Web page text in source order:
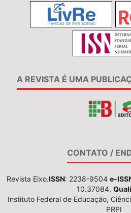
A REVISTA É UMA
CONTATO /
Revista Eixo.ISSN: 2238-9504 e-
10.37084.
Instituto Federal de Educação,
PRPI